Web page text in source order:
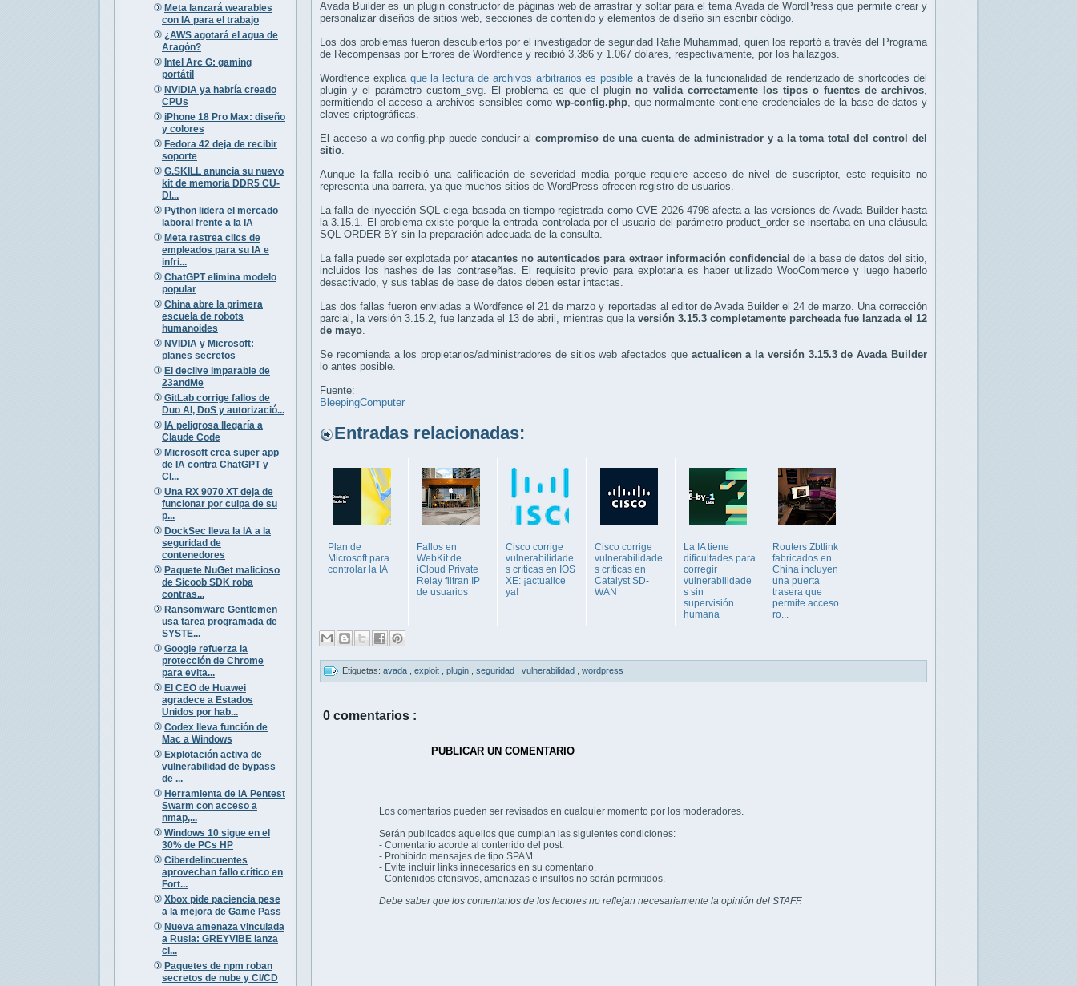
Meta lanzará wearables
con IA para el trabajo
¿AWS agotará el agua de
Aragón?
Intel Arc G: gaming
portátil
NVIDIA ya habría creado
CPUs
iPhone 18 Pro Max: diseño
y colores
Fedora 42 deja de recibir
soporte
G.SKILL anuncia su nuevo
kit de memoria DDR5 CU-
DI...
Python lidera el mercado
laboral frente a la IA
Meta rastrea clics de
empleados para su IA e
infri...
ChatGPT elimina modelo
popular
China abre la primera
escuela de robots
humanoides
NVIDIA y Microsoft:
planes secretos
El declive imparable de
23andMe
GitLab corrige fallos de
Duo AI, DoS y autorizació...
IA peligrosa llegaría a
Claude Code
Microsoft crea super app
de IA contra ChatGPT y
Cl...
Una RX 9070 XT deja de
funcionar por culpa de su
p...
DockSec lleva la IA a la
seguridad de
contenedores
Paquete NuGet malicioso
de Sicoob SDK roba
contras...
Ransomware Gentlemen
usa tarea programada de
SYSTE...
Google refuerza la
protección de Chrome
para evita...
El CEO de Huawei
agradece a Estados
Unidos por hab...
Codex lleva función de
Mac a Windows
Explotación activa de
vulnerabilidad de bypass
de ...
Herramienta de IA Pentest
Swarm con acceso a
nmap,...
Windows 10 sigue en el
30% de PCs HP
Ciberdelincuentes
aprovechan fallo crítico en
Fort...
Xbox pide paciencia pese
a la mejora de Game Pass
Nueva amenaza vinculada
a Rusia: GREYVIBE lanza
ci...
Paquetes de npm roban
secretos de nube y CI/CD
Avada Builder es un plugin constructor de páginas web de arrastrar y soltar para el tema Avada de WordPress que permite crear y
personalizar diseños de sitios web, secciones de contenido y elementos de diseño sin escribir código.
Los dos problemas fueron descubiertos por el investigador de seguridad Rafie Muhammad, quien los reportó a través del Programa
de Recompensas por Errores de Wordfence y recibió 3.386 y 1.067 dólares, respectivamente, por los hallazgos.
Wordfence explica que la lectura de archivos arbitrarios es posible a través de la funcionalidad de renderizado de shortcodes del
plugin y el parámetro custom_svg. El problema es que el plugin no valida correctamente los tipos o fuentes de archivos
permitiendo el acceso a archivos sensibles como wp-config.php, que normalmente contiene credenciales de la base de datos y
claves criptográficas.
El acceso a wp-config.php puede conducir alcompromiso de una cuenta de administrador y a la toma total del control del
sitio
Aunque la falla recibió una calificación de severidad media porque requiere acceso de nivel de suscriptor, este requisito no
representa una barrera, ya que muchos sitios de WordPress ofrecen registro de usuarios.
La falla de inyección SQL ciega basada en tiempo registrada como CVE-2026-4798 afecta a las versiones de Avada Builder hasta
la 3.15.1. El problema existe porque la entrada controlada por el usuario del parámetro product_order se insertaba en una cláusula
SQL ORDER BY sin la preparación adecuada de la consulta.
La falla puede ser explotada poratacantes no autenticados para extraer información confidencial de la base de datos del sitio,
incluidos los hashes de las contraseñas. El requisito previo para explotarla es haber utilizado WooCommerce y luego haberlo
desactivado, y sus tablas de base de datos deben estar intactas.
Las dos fallas fueron enviadas a Wordfence el 21 de marzo y reportadas al editor de Avada Builder el 24 de marzo. Una corrección
parcial, la versión 3.15.2, fue lanzada el 13 de abril, mientras que la versión 3.15.3 completamente parcheada fue lanzada el 12
de mayo
Se recomienda a los propietarios/administradores de sitios web afectados que actualicen a la versión 3.15.3 de Avada Builder
lo antes posible.
Fuente:
BleepingComputer
Entradas relacionadas:
Plan de
Microsoft para
controlar la IA
Fallos en
WebKit de
iCloud Private
Relay filtran IP
de usuarios
Cisco corrige
vulnerabilidade
s críticas en IOS
XE: ¡actualice
ya!
Cisco corrige
vulnerabilidade
s críticas en
Catalyst SD-
WAN
La IA tiene
dificultades para
corregir
vulnerabilidade
s sin
supervisión
humana
Routers Zbtlink
fabricados en
China incluyen
una puerta
trasera que
permite acceso
ro...
Etiquetas: avada exploit plugin seguridad vulnerabilidad wordpress
0 comentarios :
PUBLICAR UN COMENTARIO
Los comentarios pueden ser revisados en cualquier momento por los moderadores.
Serán publicados aquellos que cumplan las siguientes condiciones:
- Comentario acorde al contenido del post.
- Prohibido mensajes de tipo SPAM.
- Evite incluir links innecesarios en su comentario.
- Contenidos ofensivos, amenazas e insultos no serán permitidos.
Debe saber que los comentarios de los lectores no reflejan necesariamente la opinión del STAFF.